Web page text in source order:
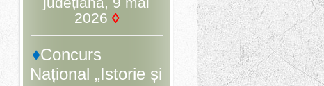
2026 ◊
♦Concurs
Național „Istorie și